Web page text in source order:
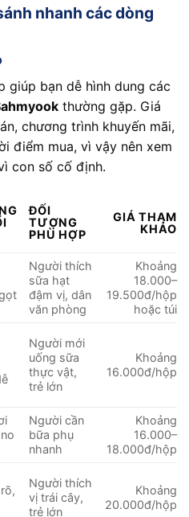
nhanh các dòng
giúp bạn dễ hình dung các
thường gặp. Giá
chương trình khuyến mãi,
điểm mua, vì vậy nên xem
con số cố định.
ĐỐI
TƯỢNG
PHÙ HỢP
GIÁ THAM
KHẢO
Người thích
sữa hạt
đậm vị, dân
văn phòng
Khoảng
18.000–
19.500đ/hộp
hoặc túi
Người mới
uống sữa
thực vật,
trẻ lớn
Khoảng
16.000đ/hộp
Người cần
bữa phụ
nhanh
Khoảng
16.000–
18.000đ/hộp
Người thích
vị trái cây,
trẻ lớn
Khoảng
20.000đ/hộp